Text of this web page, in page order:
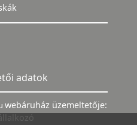
adatok
webáruház üzemeltetője: